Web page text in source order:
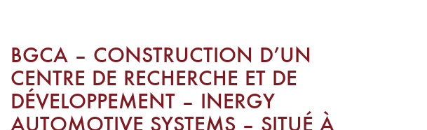
BGCA – CONSTRUCTION D’UN
CENTRE DE RECHERCHE ET DE
DÉVELOPPEMENT – INERGY